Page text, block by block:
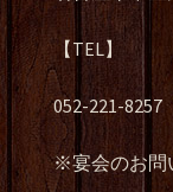
【TEL】
052-221-8257
※宴会のお問